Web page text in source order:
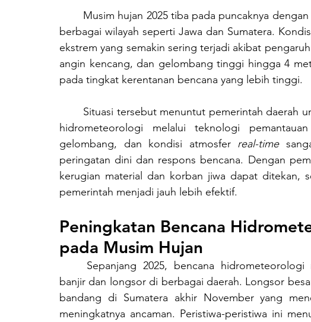
berbagai wilayah seperti Jawa dan Sumatera.
ekstrem yang semakin sering terjadi akibat
angin kencang, dan gelombang tinggi hingga 4
pada tingkat kerentanan bencana yang lebih tinggi.
hidrometeorologi melalui teknologi
gelombang, dan kondisi atmosfer real-time
peringatan dini dan respons bencana. Dengan
kerugian material dan korban jiwa dapat ditekan,
pemerintah menjadi jauh lebih efektif.
Peningkatan Bencana
pada Musim Hujan
banjir dan longsor di berbagai daerah. Longsor
bandang di Sumatera akhir November yang
meningkatnya ancaman. Peristiwa-peristiwa ini